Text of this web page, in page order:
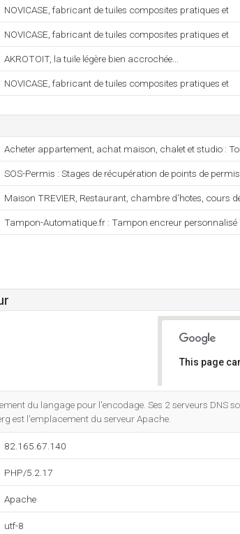
NOVICASE, fabricant de tuiles composites pratiques et
NOVICASE, fabricant de tuiles composites pratiques et
AKROTOIT, la tuile légère bien accrochée...
NOVICASE, fabricant de tuiles composites pratiques et
Acheter appartement, achat maison, chalet et studio :
SOS-Permis : Stages de récupération de points de
Maison TREVIER, Restaurant, chambre d'hotes, cours
Tampon-Automatique.fr : Tampon encreur personnalisé
This page
du langage pour l'encodage. Ses 2 serveurs DNS
est l'emplacement du serveur Apache.
82.165.67.140
PHP/5.2.17
Apache
utf-8